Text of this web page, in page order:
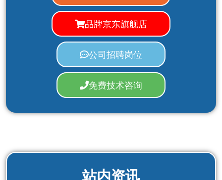
品牌京东旗舰店
公司招聘岗位
免费技术咨询
站内资讯